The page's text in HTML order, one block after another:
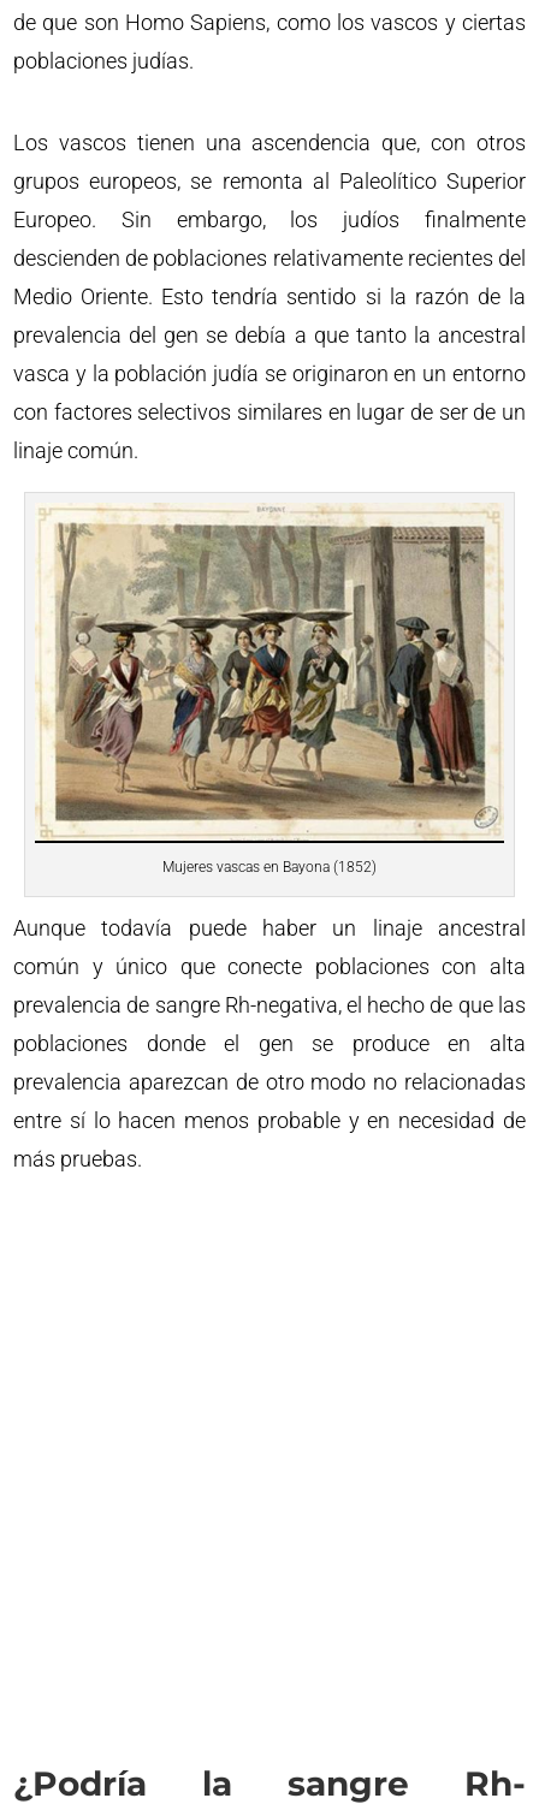
de que son Homo Sapiens, como los vascos y ciertas
poblaciones judías.
Los vascos tienen una ascendencia que, con otros
grupos europeos, se remonta al Paleolítico Superior
Europeo. Sin embargo, los judíos finalmente
descienden de poblaciones relativamente recientes del
Medio Oriente. Esto tendría sentido si la razón de la
prevalencia del gen se debía a que tanto la ancestral
vasca y la población judía se originaron en un entorno
con factores selectivos similares en lugar de ser de un
linaje común.
Mujeres vascas en Bayona (1852)
Aunque todavía puede haber un linaje ancestral
común y único que conecte poblaciones con alta
prevalencia de sangre Rh-negativa, el hecho de que las
poblaciones donde el gen se produce en alta
prevalencia aparezcan de otro modo no relacionadas
entre sí lo hacen menos probable y en necesidad de
más pruebas.
¿Podría la sangre Rh-